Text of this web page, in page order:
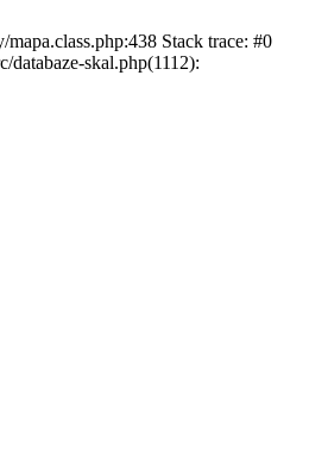
Stack trace: #0
skal.php(1112):